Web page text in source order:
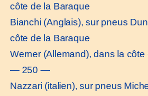
côte de la Baraque
Bianchi (Anglais), sur pneus
côte de la Baraque
Werner (Allemand), dans la côte
— 250 —
Nazzari (italien), sur pneus